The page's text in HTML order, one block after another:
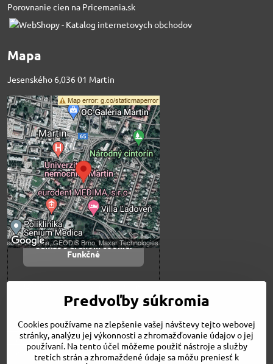
Porovnanie cien na Pricemania.sk
Mapa
Jesenského 6,036 01 Martin
Externý obsah je
blokovaný Voľbami
súkromia
Prajete si načítať externý obsah?
Povoliť tentokrát
Povoliť a zapamätať -
súhlas s druhom cookie:
Funkčné
Otvoriť obsah v novom okne
Novinky
Niečo o nás
Naša ponuka
Predvoľby súkromia
Cookies používame na zlepšenie vašej návštevy tejto webovej
stránky, analýzu jej výkonnosti a zhromažďovanie údajov o jej
používaní. Na tento účel môžeme použiť nástroje a služby
tretích strán a zhromaždené údaje sa môžu preniesť k